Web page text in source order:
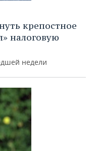
крепостное
налоговую
недели